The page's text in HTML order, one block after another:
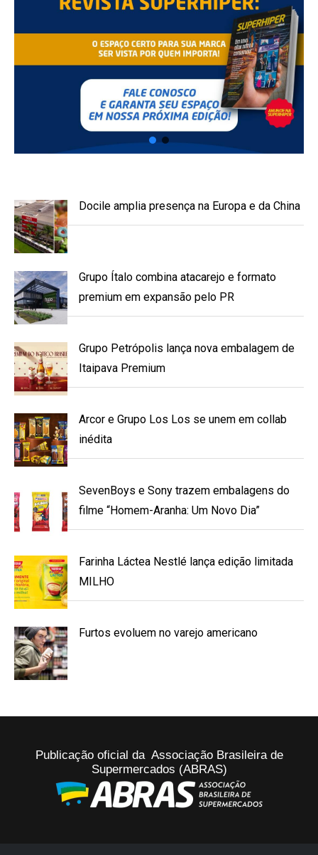
Docile amplia presença na Europa e da China
Grupo Ítalo combina atacarejo e formato
premium em expansão pelo PR
Grupo Petrópolis lança nova embalagem de
Itaipava Premium
Arcor e Grupo Los Los se unem em collab
inédita
SevenBoys e Sony trazem embalagens do
filme “Homem-Aranha: Um Novo Dia”
Farinha Láctea Nestlé lança edição limitada
MILHO
Furtos evoluem no varejo americano
Publicação oficial da Associação Brasileira de
Supermercados (ABRAS)